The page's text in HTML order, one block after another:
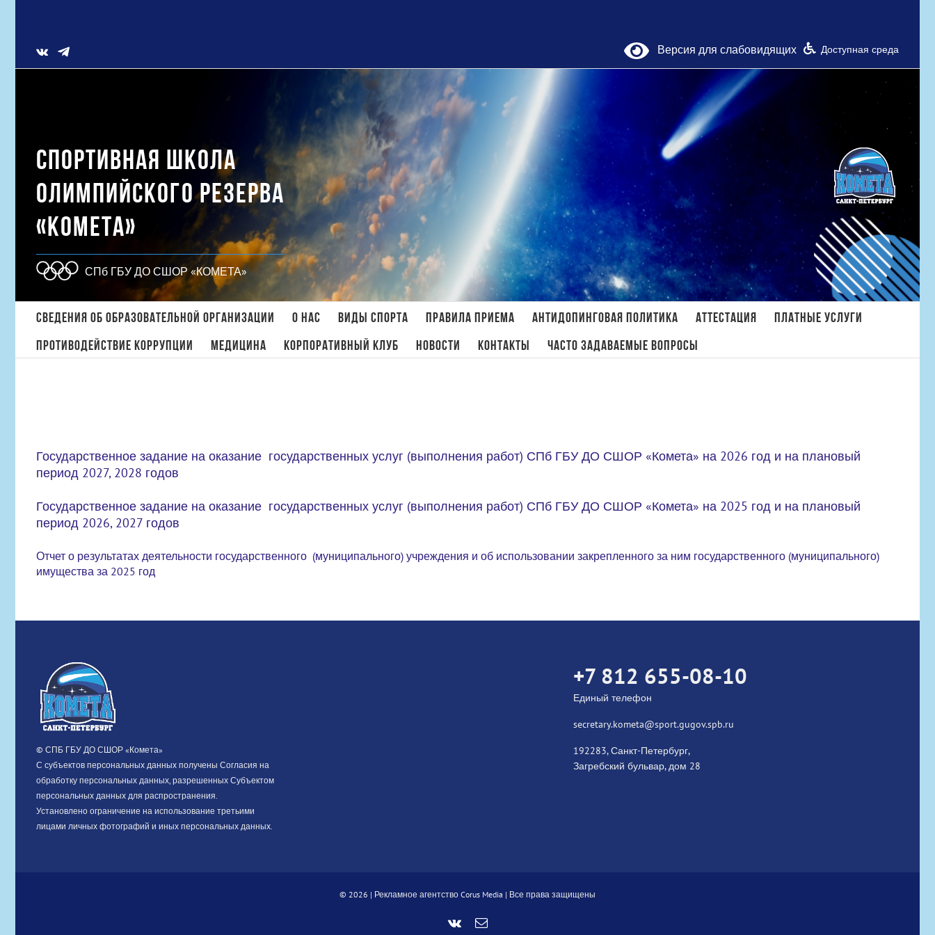
Vk Версия для слабовидящих Доступная среда
СПОРТИВНАЯ ШКОЛА
ОЛИМПИЙСКОГО РЕЗЕРВА
«КОМЕТА»
СПб ГБУ ДО СШОР «КОМЕТА»
поиска:
Сведения об образовательной организации О нас Виды спорта Правила приема Антидопинговая политика Аттестация
Платные услуги
Противодействие коррупции
МЕДИЦИНА Корпоративный клуб Новости Контакты Часто задаваемые вопросы
Государственное задание на оказание государственных услуг (выполнения работ) СПб ГБУ ДО СШОР «Комета» на 2026 год и на плановый
период 2027, 2028 годов
Государственное задание на оказание государственных услуг (выполнения работ) СПб ГБУ ДО СШОР «Комета» на 2025 год и на плановый
период 2026, 2027 годов
Отчет о результатах деятельности государственного (муниципального) учреждения и об использовании закрепленного за ним государственного (муниципального)
имущества за 2025 год
© СПБ ГБУ ДО СШОР «Комета»
С субъектов персональных данных получены Согласия на
обработку персональных данных, разрешенных Субъектом
персональных данных для распространения.
Установлено ограничение на использование третьими
лицами личных фотографий и иных персональных данных.
+7 812 655-08-10
Единый телефон
secretary.kometa@sport.gugov.spb.ru
192283, Санкт-Петербург,
Загребский бульвар, дом 28
© 2026 | Рекламное агентство Corus Media | Все права защищены
Vk Email